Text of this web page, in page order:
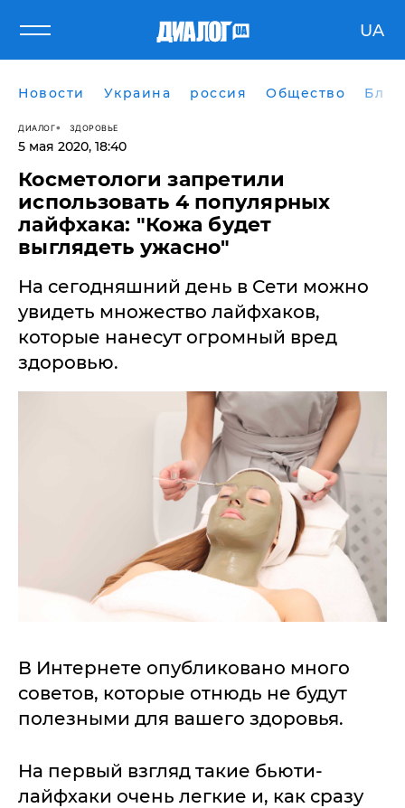
UA
Новости Украина россия Общество
ДИАЛОГ ЗДОРОВЬЕ
5 мая 2020, 18:40
Косметологи запретили
использовать 4 популярных
лайфхака: "Кожа будет
выглядеть ужасно"
​На сегодняшний день в Сети можно
увидеть множество лайфхаков,
которые нанесут огромный вред
здоровью.
В Интернете опубликовано много
советов, которые отнюдь не будут
полезными для вашего здоровья.
На первый взгляд такие бьюти-
лайфхаки очень легкие и, как сразу